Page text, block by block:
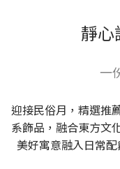
靜心
一
迎接民俗月，精選推
系飾品，融合東方文
美好寓意融入日常